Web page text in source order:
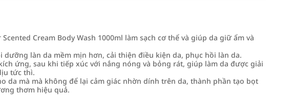
Scented Cream Body Wash 1000ml làm sạch cơ thể và giúp da giữ ẩm và
làn da mềm mịn hơn, cải thiện điều kiện da, phục hồi làn da.
ứng, sau khi tiếp xúc với nắng nóng và bỏng rát, giúp làm da được giải
tức thì.
da mà mà không để lại cảm giác nhờn dính trên da, thành phần tạo bọt
thơm hiệu quả.